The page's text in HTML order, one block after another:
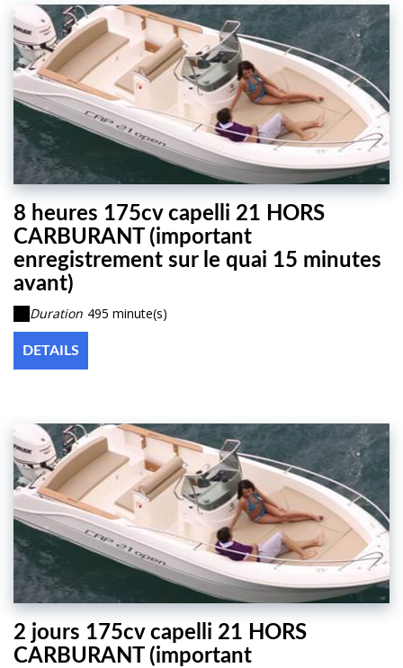
8 heures 175cv capelli 21 HORS
CARBURANT (important
enregistrement sur le quai 15 minutes
avant)
Duration 495 minute(s)
DETAILS
2 jours 175cv capelli 21 HORS
CARBURANT (important